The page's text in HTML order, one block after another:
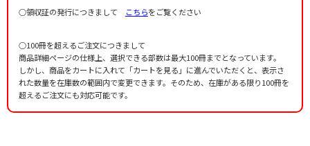
○領収証の発行につきまして こちらをご覧ください
○100冊を超えるご注文につきまして
商品詳細ページの仕様上、選択できる部数は最大100冊までとなっています。
しかし、商品をカートに入れて「カートを見る」に進んでいただくと、表示さ
れた数量を在庫数の範囲内で変更できます。そのため、在庫がある限り100冊を
超えるご注文にも対応可能です。